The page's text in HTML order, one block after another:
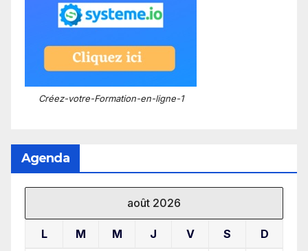
Créez-votre-Formation-en-ligne-1
Agenda
août 2026
L M M J V S D